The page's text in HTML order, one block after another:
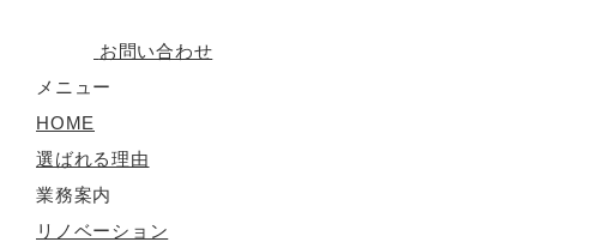
お問い合わせ
メニュー
HOME
選ばれる理由
業務案内
リノベーション